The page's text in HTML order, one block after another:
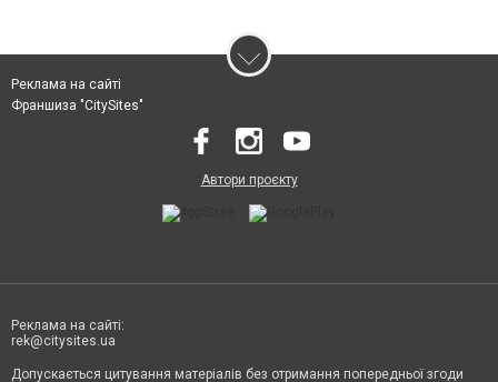
Реклама на сайті
Франшиза "CitySites"
Автори проєкту
Реклама на сайті:
rek@citysites.ua
Допускається цитування матеріалів без отримання попередньої згоди